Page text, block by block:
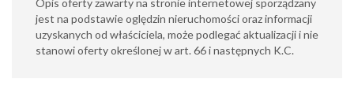
Opis oferty zawarty na stronie internetowej sporządzany
jest na podstawie oględzin nieruchomości oraz informacji
uzyskanych od właściciela, może podlegać aktualizacji i nie
stanowi oferty określonej w art. 66 i następnych K.C.